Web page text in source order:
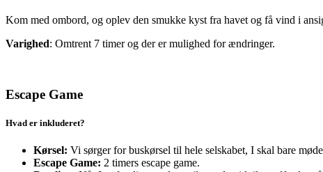
Kom med ombord, og oplev den smukke kyst fra havet og få vind i
Varighed: Omtrent 7 timer og der er mulighed for ændringer.
Escape Game
Hvad er inkluderet?
Kørsel: Vi sørger for buskørsel til hele selskabet, I skal bare
Escape Game: 2 timers escape game.